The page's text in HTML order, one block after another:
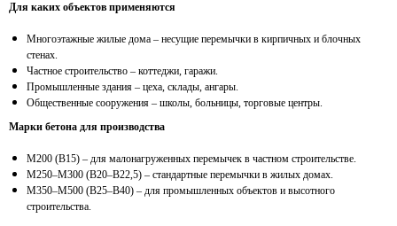
Для каких объектов применяются
Многоэтажные жилые дома – несущие перемычки в кирпичных и блочных
стенах.
Частное строительство – коттеджи, гаражи.
Промышленные здания – цеха, склады, ангары.
Общественные сооружения – школы, больницы, торговые центры.
Марки бетона для производства
М200 (В15) – для малонагруженных перемычек в частном строительстве.
М250–М300 (В20–В22,5) – стандартные перемычки в жилых домах.
М350–М500 (В25–В40) – для промышленных объектов и высотного
строительства.
КАТАЛОГ